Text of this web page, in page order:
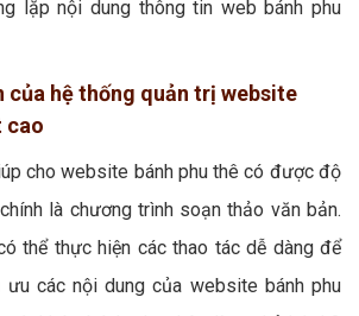
lặp nội dung thông tin web bánh phu
của hệ thống quản trị website
cao
cho website bánh phu thê có được độ
là chương trình soạn thảo văn bản.
thể thực hiện các thao tác dễ dàng để
các nội dung của website bánh phu